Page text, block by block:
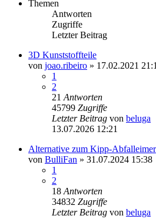
Themen
Antworten
Zugriffe
Letzter Beitrag
3D Kunststoffteile
von joao.ribeiro » 17.02.2021
1
2
21 Antworten
45799 Zugriffe
Letzter Beitrag von beluga
13.07.2026 12:21
Alternative zum Kipp-Abfalleimer
von BulliFan » 31.07.2024 15:38
1
2
18 Antworten
34832 Zugriffe
Letzter Beitrag von beluga